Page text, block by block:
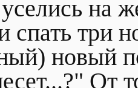
на
спать три
новый
От